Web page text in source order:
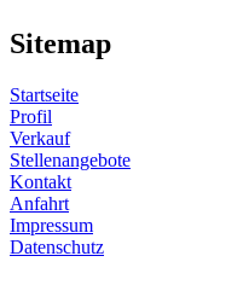
Sitemap
Startseite
Profil
Verkauf
Stellenangebote
Kontakt
Anfahrt
Impressum
Datenschutz